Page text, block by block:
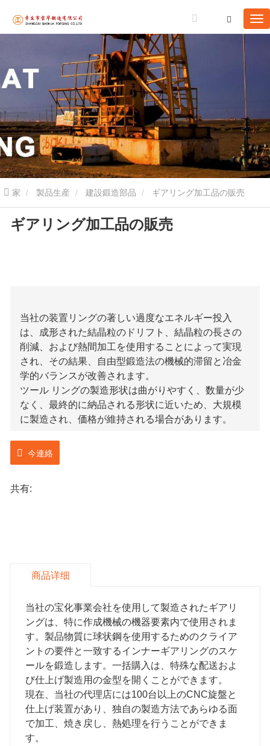
家 製品生産 建設鍛造部品 ギアリング加工品の販売
ギアリング加工品の販売
当社の装置リングの著しい過度なエネルギー投入
は、成形された結晶粒のドリフト、結晶粒の長さの
削減、および熱間加工を使用することによって実現
され、その結果、自由型鍛造法の機械的滞留と冶金
学的バランスが改善されます。
ツール リングの製造形状は曲がりやすく、数量が少
なく、最終的に納品される形状に近いため、大規模
に製造され、価格が維持される場合があります。
今連絡
共有:
商品详细
当社の宝化事業会社を使用して製造されたギアリ
ングは、特に作成機械の機器要素内で使用されま
す。製品物質に球状鋼を使用するためのクライア
ントの要件と一致するインナーギアリングのスケ
ールを鍛造します。一括購入は、特殊な配送およ
び仕上げ製造用の金型を開くことができます。
現在、当社の代理店には100台以上のCNC旋盤と
仕上げ装置があり、独自の製造方法であらゆる面
で加工、焼き戻し、熱処理を行うことができま
す。